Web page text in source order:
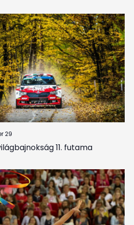
29
11. futama